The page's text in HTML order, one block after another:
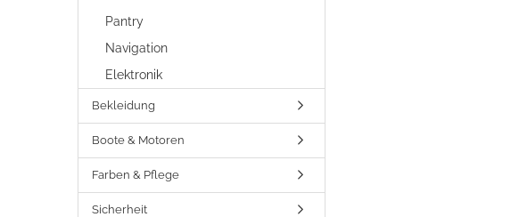
Pantry
Navigation
Elektronik
Bekleidung
Boote & Motoren
Farben & Pflege
Sicherheit